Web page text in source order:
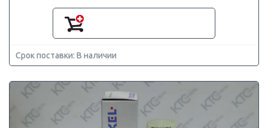
Срок поставки: В наличии